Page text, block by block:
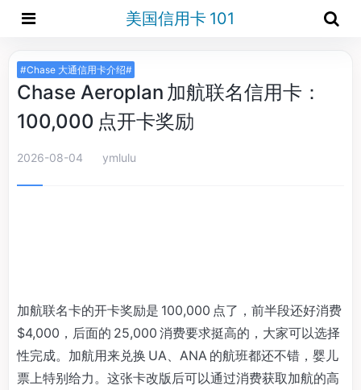
美国信用卡 101
#Chase 大通信用卡介绍#
Chase Aeroplan 加航联名信用卡：
100,000 点开卡奖励
2026-08-04 ymlulu
加航联名卡的开卡奖励是 100,000 点了，前半段还好消费
$4,000，后面的 25,000 消费要求挺高的，大家可以选择
性完成。加航用来兑换 UA、ANA 的航班都还不错，婴儿
票上特别给力。这张卡改版后可以通过消费获取加航的高